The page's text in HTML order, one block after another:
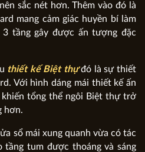
sắc nét hơn. Thêm vào đó là
mang cảm giác huyền bí làm
tầng gây được ấn tượng đặc
thiết kế Biệt thựđó là sự thiết
Với hình dáng mái thiết kế ấn
tổng thể ngôi Biệt thự trở
hơn.
sổ mái xung quanh vừa có tác
tum được thoáng và sáng